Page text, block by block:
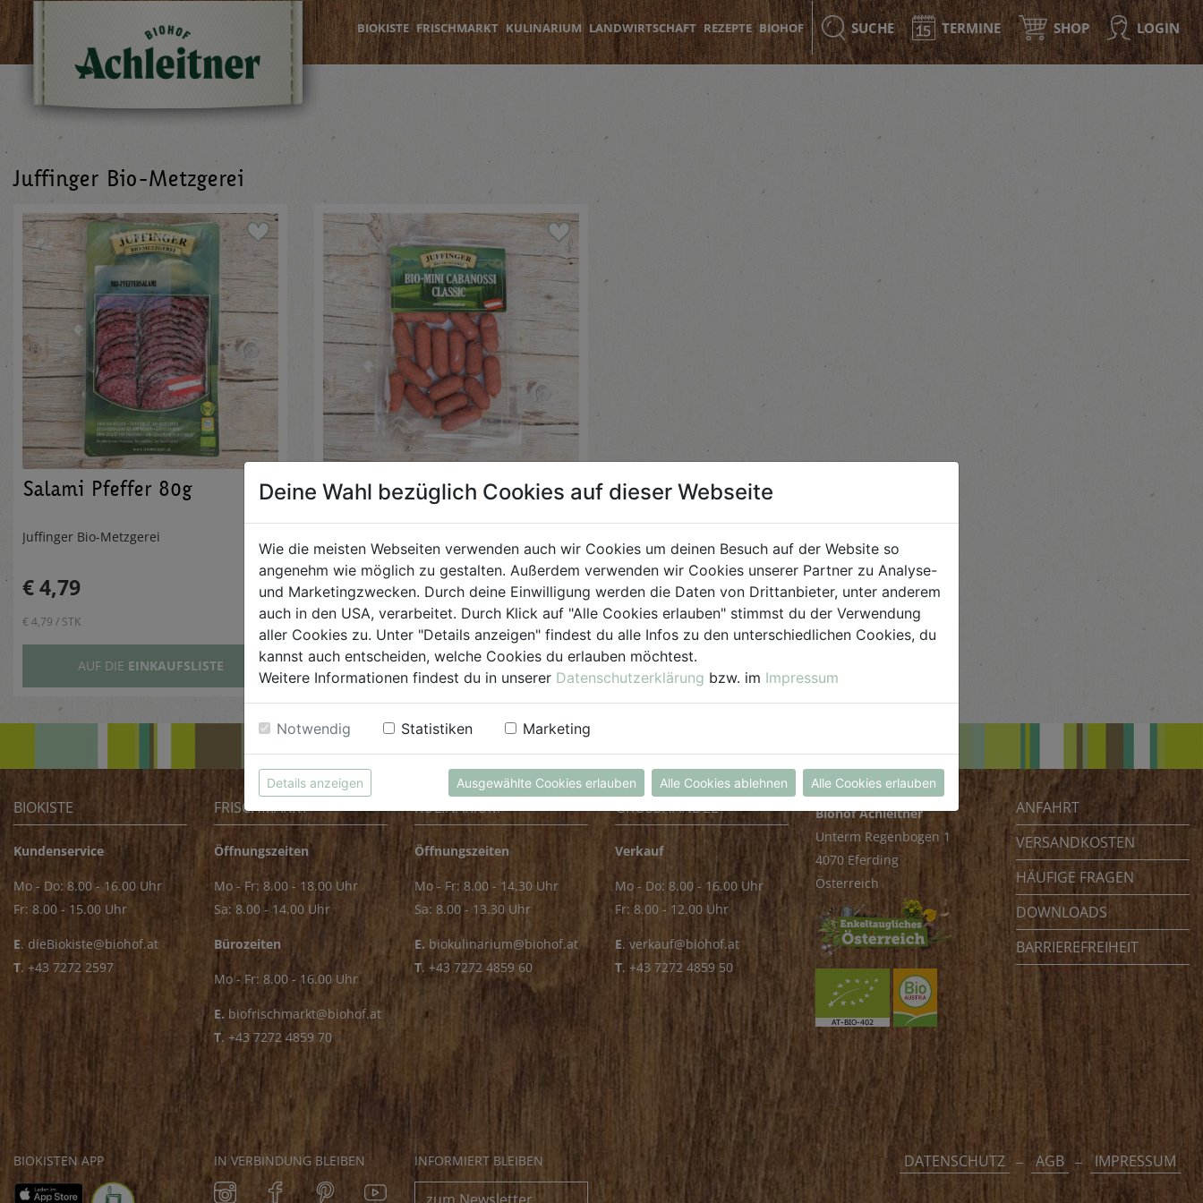
BIOKISTE FRISCHMARKT KULINARIUM LANDWIRTSCHAFT REZEPTE BIOHOF SUCHE TERMINE SHOP LOGIN
Juffinger Bio-Metzgerei
Salami Pfeffer 80g
Juffinger Bio-Metzgerei
€ 4,79
€ 4,79 / STK
AUF DIE EINKAUFSLISTE
Cabanossi Mini Classic 140g
€ 4,99
€ 4,99 / STK
AUF DIEEINKAUFSLISTE
BIOKISTE
Kundenservice
Mo - Do: 8.00 - 16.00 Uhr
Fr: 8.00 - 15.00 Uhr
E. dieBiokiste@biohof.at
T. +43 7272 2597
FRISCHMARKT
Öffnungszeiten
Mo - Fr: 8.00 - 18.00 Uhr
Sa: 8.00 - 14.00 Uhr
Bürozeiten
Mo - Fr: 8.00 - 16.00 Uhr
E. biofrischmarkt@biohof.at
T. +43 7272 4859 70
KULINARIUM
Öffnungszeiten
Mo - Fr: 8.00 - 14.30 Uhr
Sa: 8.00 - 13.30 Uhr
E. biokulinarium@biohof.at
T. +43 7272 4859 60
GROSSHANDEL
Verkauf
Mo - Do: 8.00 - 16.00 Uhr
Fr: 8.00 - 12.00 Uhr
E. verkauf@biohof.at
T. +43 7272 4859 50
Biohof Achleitner
Unterm Regenbogen 1
4070 Eferding
Österreich
ANFAHRT
VERSANDKOSTEN
HÄUFIGE FRAGEN
DOWNLOADS
BARRIEREFREIHEIT
BIOKISTEN APP IN VERBINDUNG BLEIBEN INFORMIERT BLEIBEN DATENSCHUTZ AGB IMPRESSUM
Deine Wahl bezüglich Cookies auf dieser Webseite
Wie die meisten Webseiten verwenden auch wir Cookies um deinen Besuch auf der Website so
angenehm wie möglich zu gestalten. Außerdem verwenden wir Cookies unserer Partner zu Analyse-
und Marketingzwecken. Durch deine Einwilligung werden die Daten von Drittanbieter, unter anderem
auch in den USA, verarbeitet. Durch Klick auf "Alle Cookies erlauben" stimmst du der Verwendung
aller Cookies zu. Unter "Details anzeigen" findest du alle Infos zu den unterschiedlichen Cookies, du
kannst auch entscheiden, welche Cookies du erlauben möchtest.
Weitere Informationen findest du in unserer Datenschutzerklärung bzw. im Impressum
Notwendig Statistiken Marketing
Details anzeigen Ausgewählte Cookies erlauben Alle Cookies ablehnen Alle Cookies erlauben